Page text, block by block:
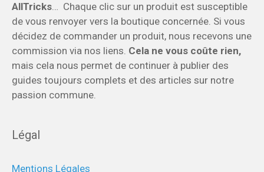
AllTricks… Chaque clic sur un produit est susceptible
de vous renvoyer vers la boutique concernée. Si vous
décidez de commander un produit, nous recevons une
commission via nos liens. Cela ne vous coûte rien,
mais cela nous permet de continuer à publier des
guides toujours complets et des articles sur notre
passion commune.
Légal
Mentions Légales